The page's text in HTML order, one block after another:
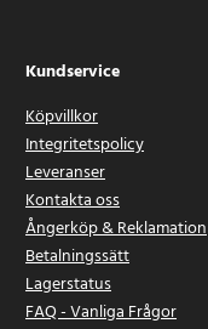
Kundservice
Köpvillkor
Integritetspolicy
Leveranser
Kontakta oss
Ångerköp & Reklamation
Betalningssätt
Lagerstatus
FAQ - Vanliga Frågor